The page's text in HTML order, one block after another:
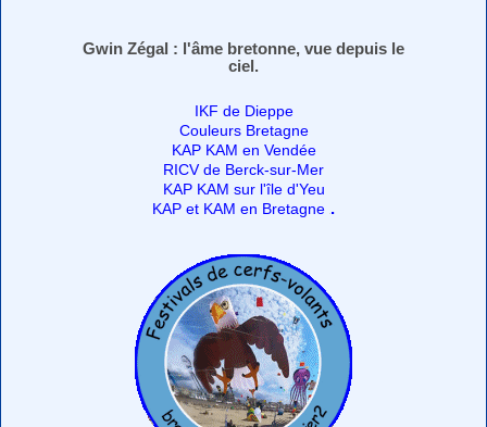
Gwin Zégal : l'âme bretonne, vue depuis le
ciel.
IKF de Dieppe
Couleurs Bretagne
KAP KAM en Vendée
RICV de Berck-sur-Mer
KAP KAM sur l'île d'Yeu
KAP et KAM en Bretagne .